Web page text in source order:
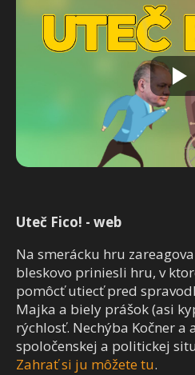
Uteč Fico! - web
Na smerácku hru
bleskovo priniesli hru, v
pomôcť utiecť pred
Majka a biely prášok (asi
rýchlosť. Nechýba Kočner a
spoločenskej a politickej
Zahrať si ju môžete tu.